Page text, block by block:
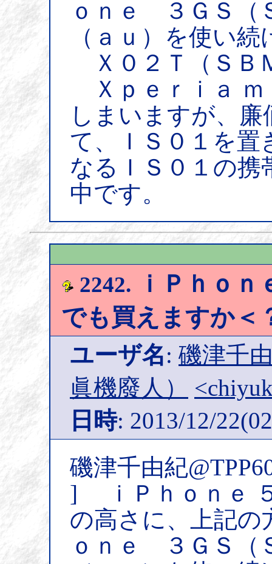
ｏｎｅ ３ＧＳ（
（ａｕ）を使い
Ｘ０２Ｔ（ＳＢ
Ｘｐｅｒｉａ ｍ
しまいますが、
て、ＩＳ０１を置
なるＩＳ０１の携
中です。
2242. ｉＰｈｏ
でも買えますか＜
ユーザ名: 磯津千
眞機廢人）
日時: 2013/12/
磯津千由紀
] ｉＰｈｏｎｅ
の高さに、上記の
ｏｎｅ ３ＧＳ（